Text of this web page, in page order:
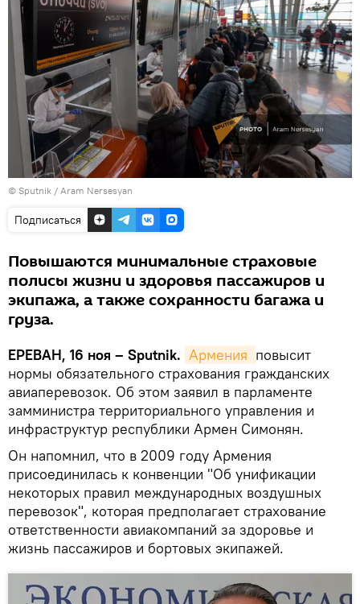
© Sputnik / Aram Nersesyan
Подписаться
Повышаются минимальные страховые
полисы жизни и здоровья пассажиров и
экипажа, а также сохранности багажа и
груза.
ЕРЕВАН, 16 ноя – Sputnik. Армения повысит
нормы обязательного страхования гражданских
авиаперевозок. Об этом заявил в парламенте
замминистра территориального управления и
инфраструктур республики Армен Симонян.
Он напомнил, что в 2009 году Армения
присоединилась к конвенции "Об унификации
некоторых правил международных воздушных
перевозок", которая предполагает страхование
ответственности авиакомпаний за здоровье и
жизнь пассажиров и бортовых экипажей.